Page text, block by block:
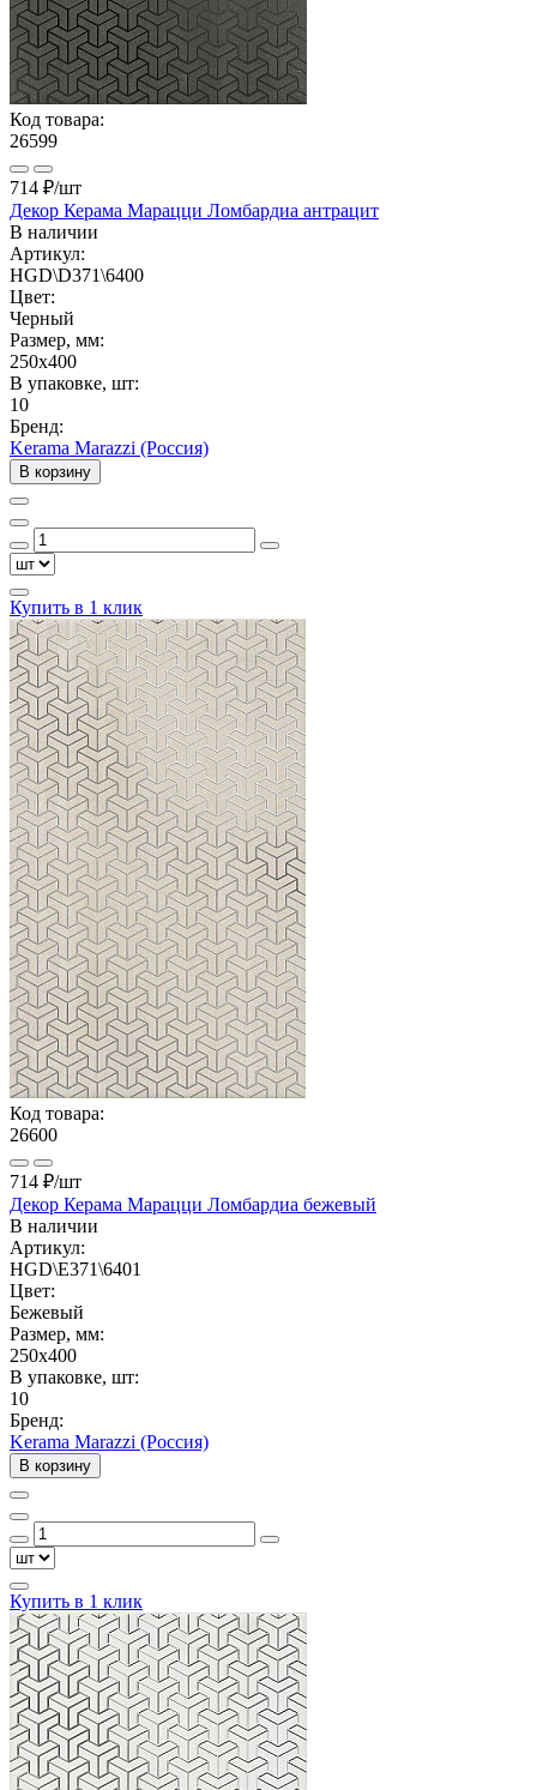
Код товара:
26599
714 ₽/шт
Декор Керама Марацци Ломбардиа антрацит
В наличии
Артикул:
HGD\D371\6400
Цвет:
Черный
Размер, мм:
250x400
В упаковке, шт:
10
Бренд:
Kerama Marazzi (Россия)
В корзину
Купить в 1 клик
Код товара:
26600
714 ₽/шт
Декор Керама Марацци Ломбардиа бежевый
В наличии
Артикул:
HGD\E371\6401
Цвет:
Бежевый
Размер, мм:
250x400
В упаковке, шт:
10
Бренд:
Kerama Marazzi (Россия)
В корзину
Купить в 1 клик